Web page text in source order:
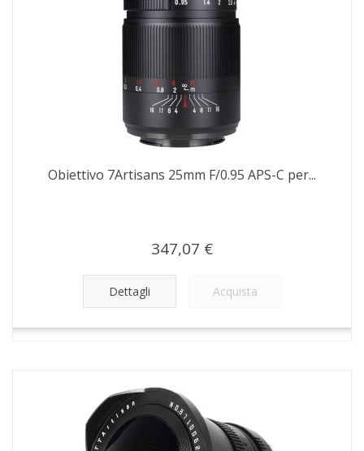
Obiettivo 7Artisans 25mm F/0.95 APS-C per...
347,07 €
Dettagli Acquista